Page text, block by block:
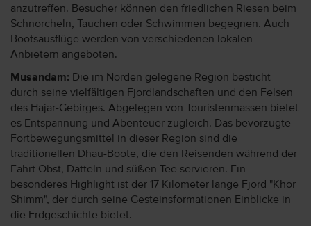
anzutreffen. Besucher können den friedlichen Riesen beim
Schnorcheln, Tauchen oder Schwimmen begegnen. Auch
Bootsausflüge werden von verschiedenen lokalen
Anbietern angeboten.
Musandam: Die im Norden gelegene Region besticht
durch seine vielfältigen Fjordlandschaften und den Felsen
des Hajar-Gebirges. Abgelegen von Touristenmassen bietet
es Entspannung und Abenteuer zugleich. Das bevorzugte
Fortbewegungsmittel in dieser Region sind die
traditionellen Dhau-Boote, die den Reisenden während der
Fahrt Obst, Datteln und süßen Tee servieren. Ein
besonderes Highlight ist der 17 Kilometer lange Fjord "Khor
Shimm", der durch seine Gesteinsformationen Einblicke in
die Erdgeschichte bietet.